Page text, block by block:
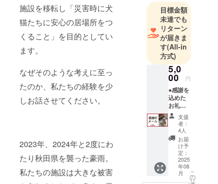
施設を移転し「災害時に犬
猫たちに安心の居場所をつ
くること」を目的としてい
ます。
なぜそのような考えに至っ
たのか、私たちの経験を少
しお話させてください。
2023年、2024年と2度にわ
たり秋田県を襲った豪雨。
私たちの施設は大きな被害
目標金額
未達でも
リターン
が届きま
す(All-in
方式)
5,0
00 円
●感謝を
込めた
お礼
メール
をお送
りいた
しま
す。 ※
いただ
いたご
支援金
はリ
支援
者：
4人
お届
け予
定：
2025
年08
月
こ
の
リ